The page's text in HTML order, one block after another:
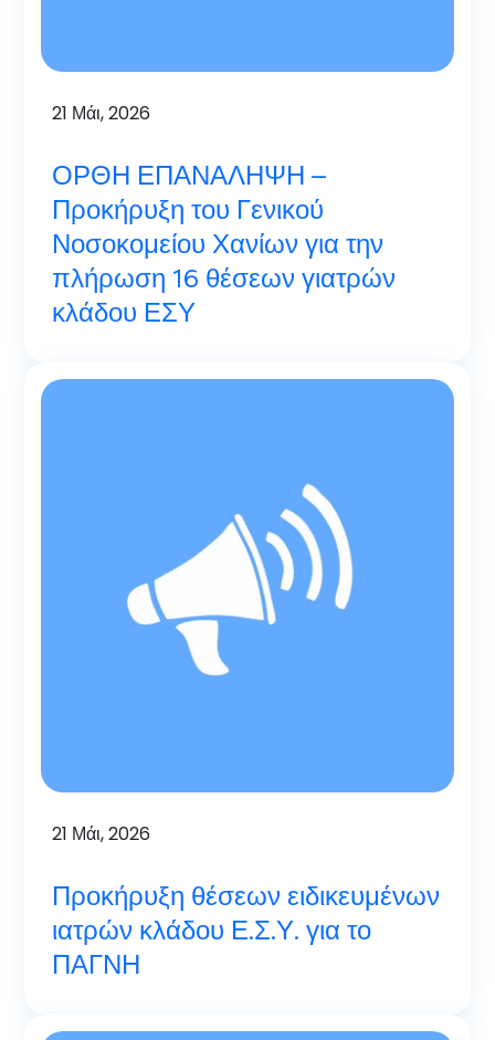
21 Μάι, 2026
ΟΡΘΗ ΕΠΑΝΑΛΗΨΗ –
Προκήρυξη του Γενικού
Νοσοκομείου Χανίων για την
πλήρωση 16 θέσεων γιατρών
κλάδου ΕΣΥ
21 Μάι, 2026
Προκήρυξη θέσεων ειδικευμένων
ιατρών κλάδου Ε.Σ.Υ. για το
ΠΑΓΝΗ